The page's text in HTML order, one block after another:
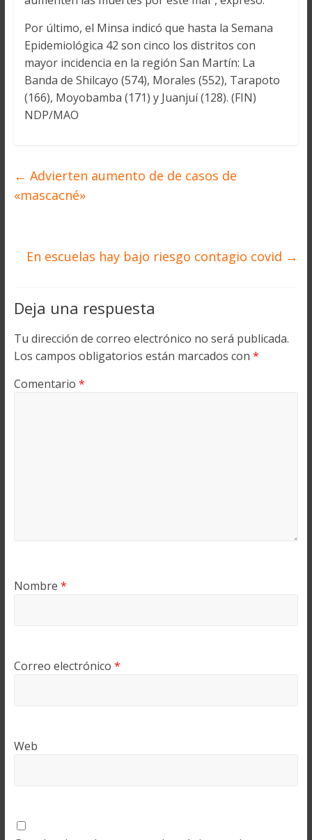
Por último, el Minsa indicó que hasta la Semana
Epidemiológica 42 son cinco los distritos con
mayor incidencia en la región San Martín: La
Banda de Shilcayo (574), Morales (552), Tarapoto
(166), Moyobamba (171) y Juanjuí (128). (FIN)
NDP/MAO
← Advierten aumento de de casos de
«mascacné»
En escuelas hay bajo riesgo contagio covid →
Deja una respuesta
Tu dirección de correo electrónico no será publicada.
Los campos obligatorios están marcados con *
Comentario *
Nombre *
Correo electrónico *
Web